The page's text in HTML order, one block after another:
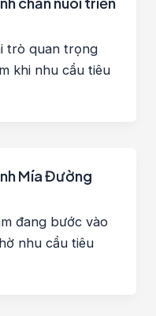
trò quan trọng
khi nhu cầu tiêu
Mía Đường
đang bước vào
nhu cầu tiêu